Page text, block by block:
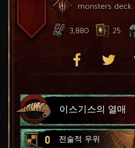
monsters deck
3,880 25
이스기스의 열매
0 전술적 우위